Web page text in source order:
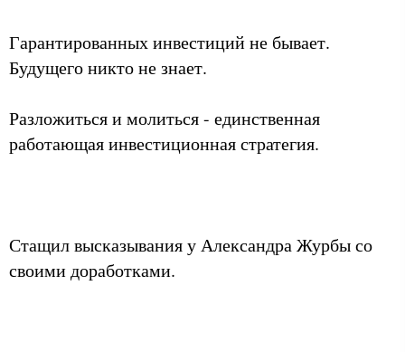
Гарантированных инвестиций не бывает.
Будущего никто не знает.
Разложиться и молиться - единственная
работающая инвестиционная стратегия.
Стащил высказывания у Александра Журбы со
своими доработками.